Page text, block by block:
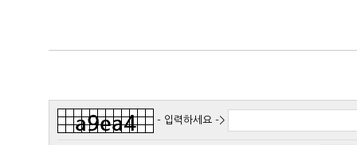
- 입력하세요 ->